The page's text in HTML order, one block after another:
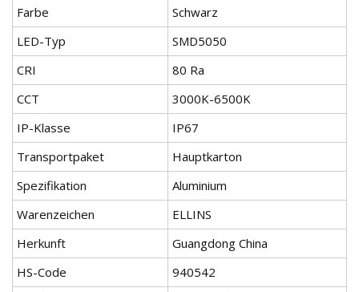
Farbe
Schwarz
LED-Typ
SMD5050
CRI
80 Ra
CCT
3000K-6500K
IP-Klasse
IP67
Transportpaket
Hauptkarton
Spezifikation
Aluminium
Warenzeichen
ELLINS
Herkunft
Guangdong China
HS-Code
940542